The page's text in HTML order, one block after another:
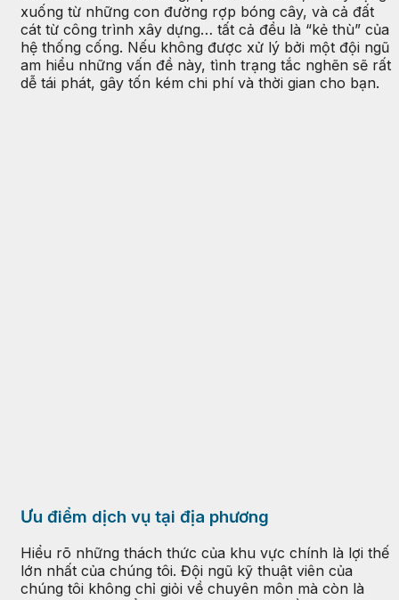
xuống từ những con đường rợp bóng cây, và cả đất
cát từ công trình xây dựng… tất cả đều là “kẻ thù” của
hệ thống cống. Nếu không được xử lý bởi một đội ngũ
am hiểu những vấn đề này, tình trạng tắc nghẽn sẽ rất
dễ tái phát, gây tốn kém chi phí và thời gian cho bạn.
Ưu điểm dịch vụ tại địa phương
Hiểu rõ những thách thức của khu vực chính là lợi thế
lớn nhất của chúng tôi. Đội ngũ kỹ thuật viên của
chúng tôi không chỉ giỏi về chuyên môn mà còn là